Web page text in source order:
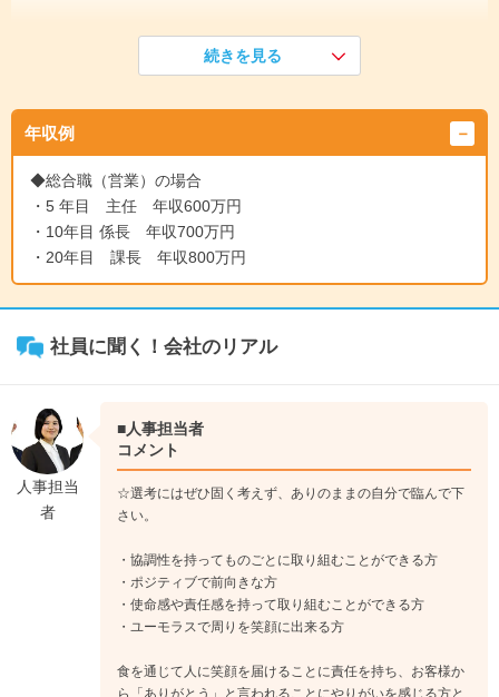
研修期間は6か月。指導員とのマンツーマンで仕事の内容を覚
運転の技術も、毎週1回新入社員が集まり教習します。
悩み相談はメンターが解決してくれます。（メンタリング制
↓
《入社3年目》
仕事にも慣れ、新しく入社する新入社員の面倒を見る指導員と
して頑張って頂きます。
↓
躍。
一方営業が得意な方は大口チェーン先の本部商談を担当して頂
きます。
売れる商品の企画・開発の部署へのキャリアUPもあります。
総合職（生産技術職）
総合職は将来幹部社員になる職種です。
工場でのラインオペレーターとして活躍頂きます。ほとんどが
続きを見る
年収例
◆総合職（営業）の場合
・5 年目 主任 年収600万円
・10年目 係長 年収700万円
・20年目 課長 年収800万円
社員に聞く！会社のリアル
人事担当
者
■人事担当者
コメント
☆選考にはぜひ固く考えず、ありのままの自分で臨んで下
さい。
・協調性を持ってものごとに取り組むことができる方
・ポジティブで前向きな方
・使命感や責任感を持って取り組むことができる方
・ユーモラスで周りを笑顔に出来る方
食を通じて人に笑顔を届けることに責任を持ち、お客様か
ら「ありがとう」と言われることにやりがいを感じる方と